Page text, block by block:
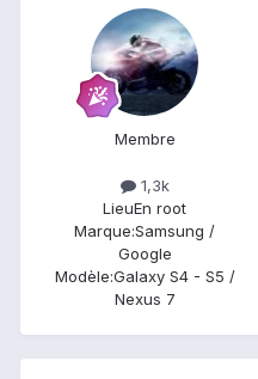
Membre
1,3k
LieuEn root
Marque:Samsung /
Google
Modèle:Galaxy S4 - S5 /
Nexus 7